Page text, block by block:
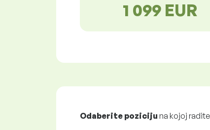
1 099 EUR
Odaberite poziciju na kojoj